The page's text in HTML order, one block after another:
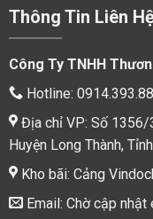
Thông Tin Liên
Công Ty TNHH
Hotline:
Địa chỉ VP: Số 1356/
Huyện Long Thành,
Kho bãi: Cảng
Email: Chờ cập nhật